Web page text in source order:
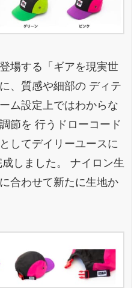
場する「ギアを現実世
、質感や細部の ディテ
ム設定上ではわからな
節を 行うドローコード
してデイリーユースに
しました。 ナイロン生
合わせて新たに生地か